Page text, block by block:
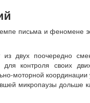
письма и феномене
двух поочередно
контроля своих
моторной
микропаузы дольше